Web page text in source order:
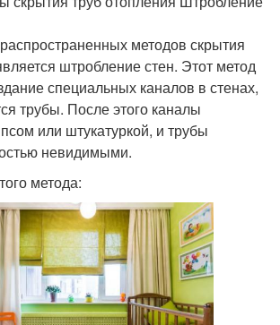
методов скрытия
штробление стен. Этот метод
специальных каналов в стенах,
трубы. После этого каналы
или штукатуркой, и трубы
невидимыми.
метода: